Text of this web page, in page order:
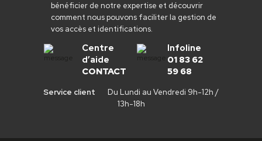
bénéficier de notre expertise et découvrir
comment nous pouvons faciliter la gestion de
vos accès et identifications.
Centre
d’aide
CONTACT
Infoline
01 83 62
59 68
Service client
Du Lundi au Vendredi 9h-12h /
13h-18h